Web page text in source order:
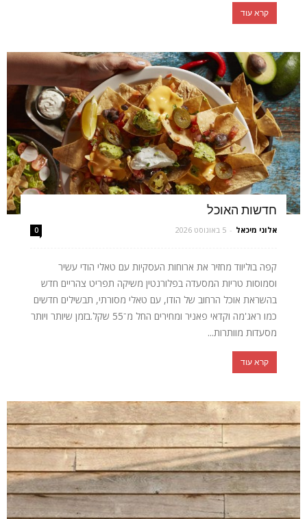
קרא עוד
חדשות האוכל
אלוני מיכאל - 5 באוגוסט 2026 0
קפה בוליווד מחזיר את ארוחות העסקיות עם טאלי הודי עשיר
וסמוסות טריות המסעדה בפלורנטין משיקה תפריט צהריים חדש
בהשראת אוכל הרחוב של הודו, עם טאלי מסורתי, תבשילים חדשים
כמו ראג'מה וקדאי פאניר ומחירים החל מ־55 שקל.בזמן שיותר ויותר
מסעדות מוותרות...
קרא עוד